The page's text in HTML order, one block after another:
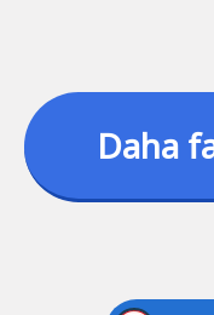
Daha